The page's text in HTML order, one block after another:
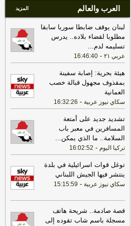
العرب والعالم المزيد
لبنان يوقف ضابطا سوريا سابقا
مطلوبا لقضاء بلاده.. يدرس
تسليمه لدم...
عربي ٢١ -
16:46:40
هيئة بحرية: إصابة سفينة
بمقذوف مجهول قبالة خصب
العمانية
سكاي نيوز عربية -
16:32:26
تشديد جديد على أمتعة
المسافرين في معبر باب
السلامة.. ما الذي يمكن...
تركيا اليوم -
16:02:52
توغل قوات اسرائيلية في بلدة
ينتشر فيها الجيش اللبناني
سكاي نيوز عربية -
15:15:59
قصة صادمة.. شريحة هاتف
مسجلة باسم شاب تقوده إلى